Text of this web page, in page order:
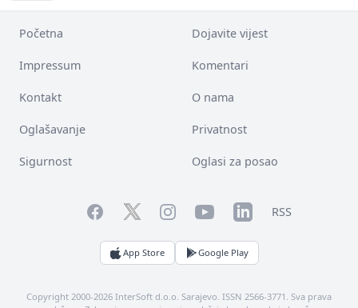
Početna Dojavite vijest
Impressum Komentari
Kontakt O nama
Oglašavanje Privatnost
Sigurnost Oglasi za posao
FacebookTwitterInstagramYouTubeLinkedInRSS
App Store Google Play
Copyright 2000-2026 InterSoft d.o.o. Sarajevo. ISSN 2566-3771. Sva prava